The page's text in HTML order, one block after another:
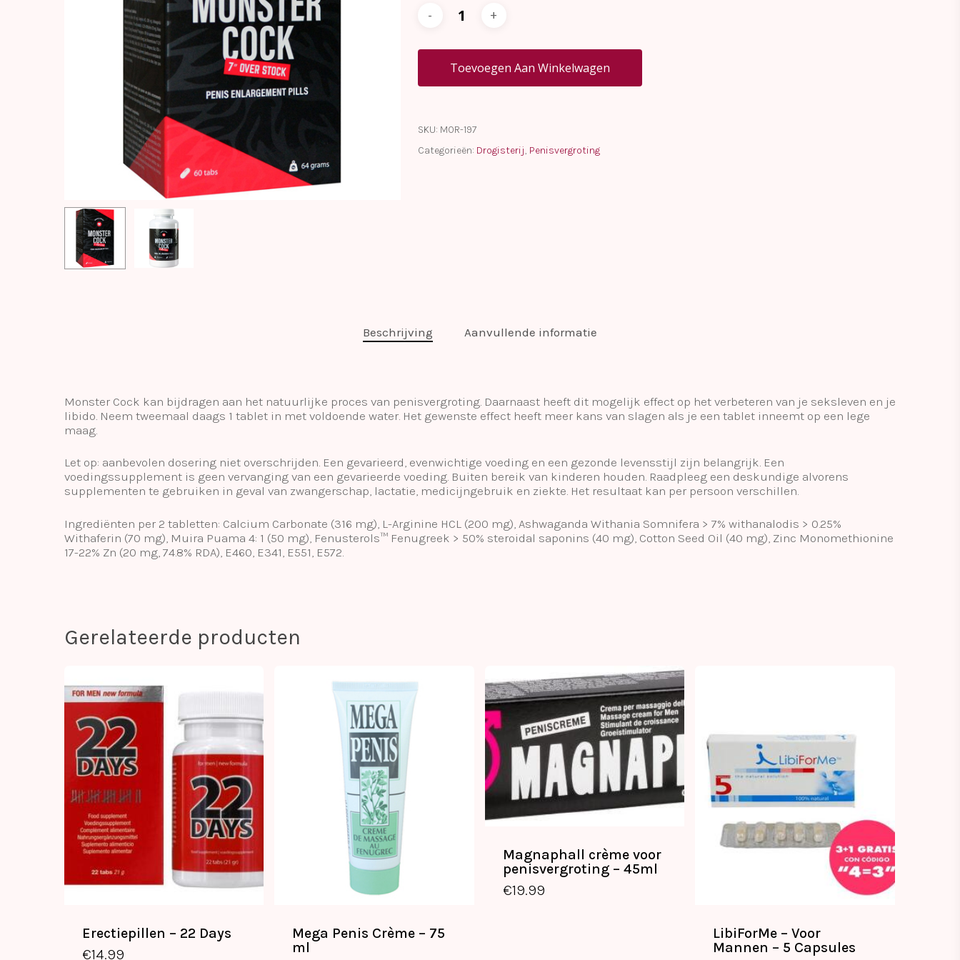
Hit enter to search or ESC to close
Toevoegen Aan Winkelwagen
SKU: MOR-197
Categorieën: Drogisterij, Penisvergroting
Beschrijving Aanvullende informatie
Monster Cock kan bijdragen aan het natuurlijke proces van penisvergroting. Daarnaast heeft dit mogelijk effect op het verbeteren van je seksleven en je
libido. Neem tweemaal daags 1 tablet in met voldoende water. Het gewenste effect heeft meer kans van slagen als je een tablet inneemt op een lege
maag.
Let op: aanbevolen dosering niet overschrijden. Een gevarieerd, evenwichtige voeding en een gezonde levensstijl zijn belangrijk. Een
voedingssupplement is geen vervanging van een gevarieerde voeding. Buiten bereik van kinderen houden. Raadpleeg een deskundige alvorens
supplementen te gebruiken in geval van zwangerschap, lactatie, medicijngebruik en ziekte. Het resultaat kan per persoon verschillen.
Ingrediënten per 2 tabletten: Calcium Carbonate (316 mg), L-Arginine HCL (200 mg), Ashwaganda Withania Somnifera > 7% withanalodis > 0.25%
Withaferin (70 mg), Muira Puama 4: 1 (50 mg), Fenusterols™ Fenugreek > 50% steroidal saponins (40 mg), Cotton Seed Oil (40 mg), Zinc Monomethionine
17-22% Zn (20 mg, 74.8% RDA), E460, E341, E551, E572.
Gerelateerde producten
Erectiepillen – 22 Days
€14.99
€14.99
Mega Penis Crème – 75
ml
€ 12.99
Magnaphall crème voor
penisvergroting – 45ml
€19.99
LibiForMe – Voor
Mannen – 5 Capsules
€39.99